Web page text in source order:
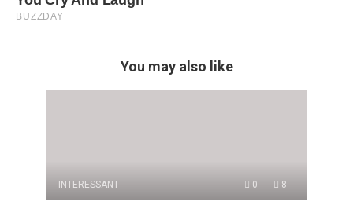
You may also like
INTERESSANT 0 8